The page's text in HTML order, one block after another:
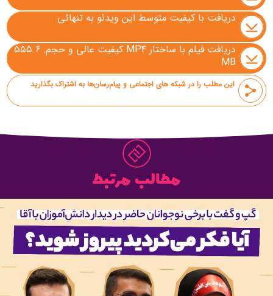
دریافت با کیفیت متوسط این ویدئو به تنهائی
دریافت فیلم با ساختار MP۴ کیفیت عالی و حجم: ۵۵۵.۶
MB
این مطلب را در شبکه های اجتماعی و پیام‌رسان‌ها به اشتراک بگذارید